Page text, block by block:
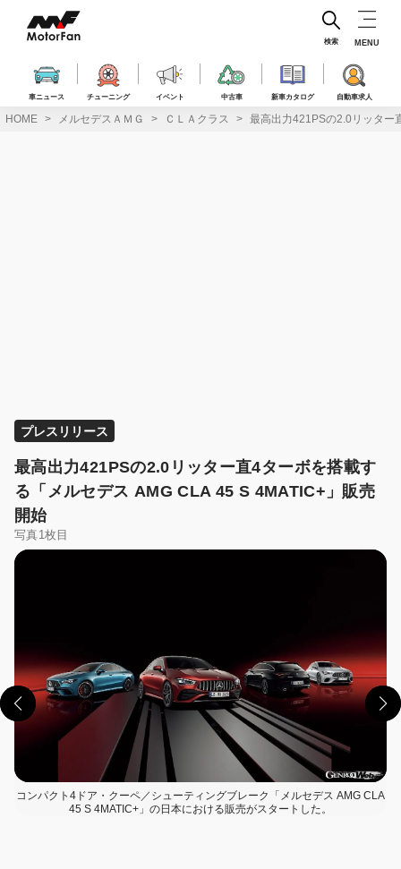
ス
車ニュース チューニング イベント 中古車 新車カタログ 自動車求人
検索 MENU
HOME メルセデスＡＭＧ ＣＬＡクラス 最高出力421PSの2.0リッター
プレスリリース
最高出力421PSの2.0リッター直4ターボを搭載す
る「メルセデス AMG CLA 45 S 4MATIC+」販売
開始
写真1枚目
コンパクト4ドア・クーペ／シューティングブレーク「メルセデス AMG CLA
45 S 4MATIC+」の日本における販売がスタートした。
この画像の記事を読む